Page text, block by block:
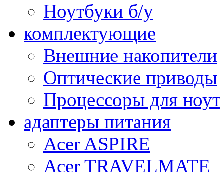
Ноутбуки б/у
комплектующие
Внешние накопители
Оптические приводы
Процессоры для
адаптеры питания
Acer ASPIRE
Acer TRAVELMATE